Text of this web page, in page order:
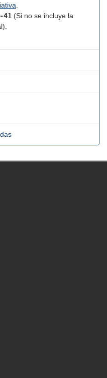
.
41 (Si no se incluye la